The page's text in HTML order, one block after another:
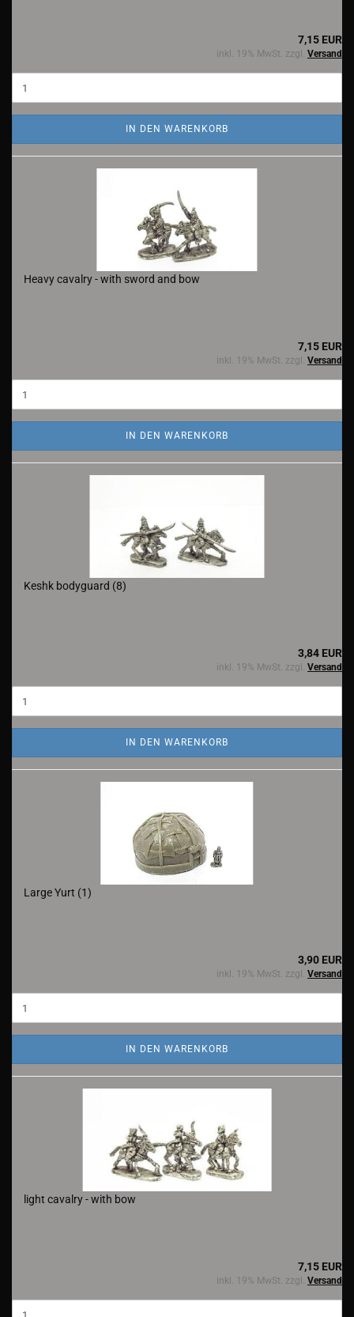
7,15 EUR
inkl. 19% MwSt. zzgl. Versand
IN DEN WARENKORB
Heavy cavalry - with sword and bow
7,15 EUR
inkl. 19% MwSt. zzgl. Versand
IN DEN WARENKORB
Keshk bodyguard (8)
3,84 EUR
inkl. 19% MwSt. zzgl. Versand
IN DEN WARENKORB
Large Yurt (1)
3,90 EUR
inkl. 19% MwSt. zzgl. Versand
IN DEN WARENKORB
light cavalry - with bow
7,15 EUR
inkl. 19% MwSt. zzgl. Versand